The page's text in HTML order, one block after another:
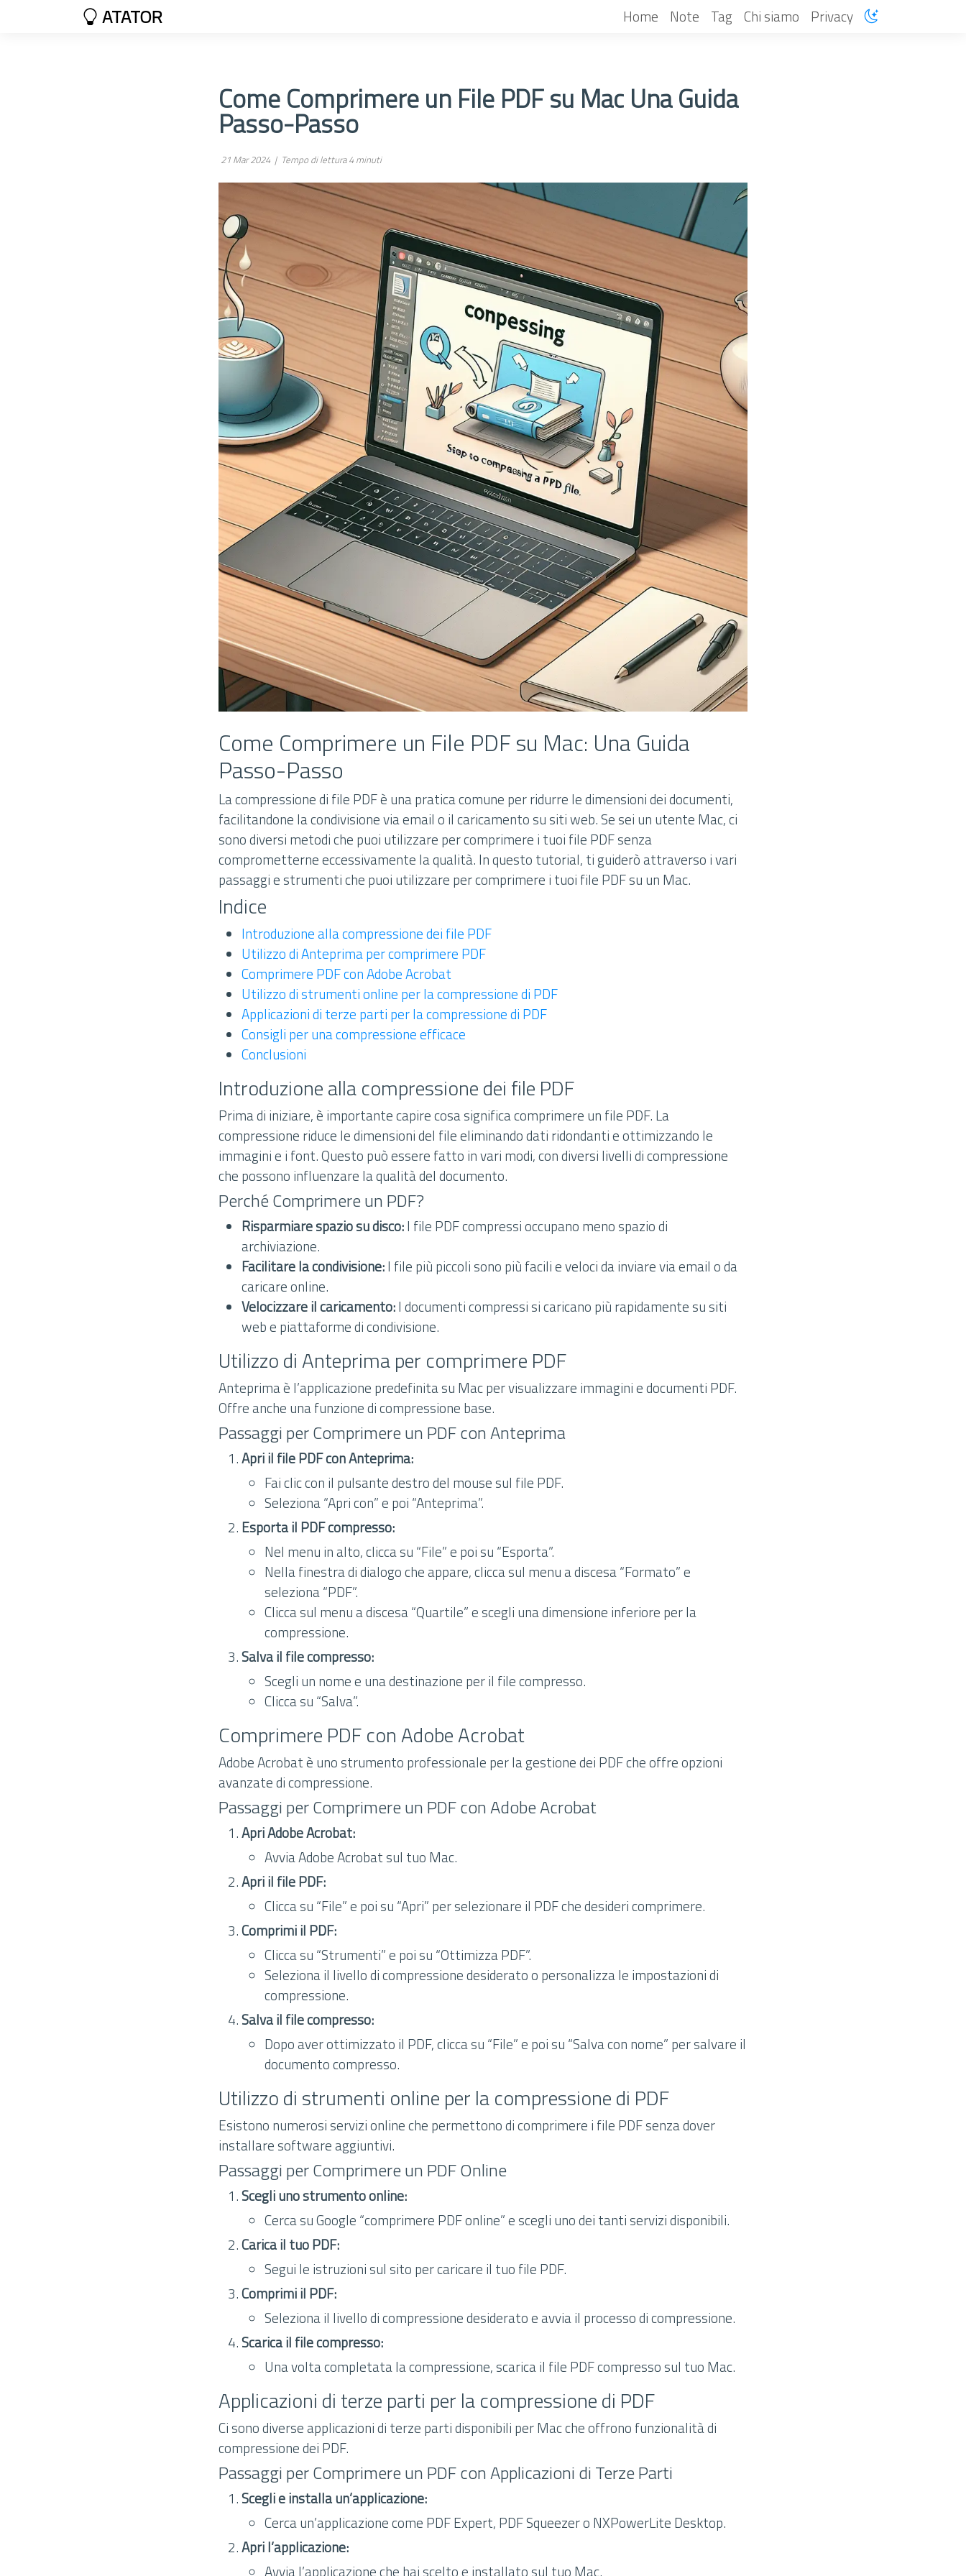
ATATOR Home Note Tag Chi siamo Privacy
Come Comprimere un File PDF su Mac Una Guida
Passo-Passo
21 Mar 2024 | Tempo di lettura 4 minuti
Come Comprimere un File PDF su Mac: Una Guida
Passo-Passo
La compressione di file PDF è una pratica comune per ridurre le dimensioni dei documenti,
facilitandone la condivisione via email o il caricamento su siti web. Se sei un utente Mac, ci
sono diversi metodi che puoi utilizzare per comprimere i tuoi file PDF senza
comprometterne eccessivamente la qualità. In questo tutorial, ti guiderò attraverso i vari
passaggi e strumenti che puoi utilizzare per comprimere i tuoi file PDF su un Mac.
Indice
Introduzione alla compressione dei file PDF
Utilizzo di Anteprima per comprimere PDF
Comprimere PDF con Adobe Acrobat
Utilizzo di strumenti online per la compressione di PDF
Applicazioni di terze parti per la compressione di PDF
Consigli per una compressione efficace
Conclusioni
Introduzione alla compressione dei file PDF
Prima di iniziare, è importante capire cosa significa comprimere un file PDF. La
compressione riduce le dimensioni del file eliminando dati ridondanti e ottimizzando le
immagini e i font. Questo può essere fatto in vari modi, con diversi livelli di compressione
che possono influenzare la qualità del documento.
Perché Comprimere un PDF?
Risparmiare spazio su disco:I file PDF compressi occupano meno spazio di
archiviazione.
Facilitare la condivisione:I file più piccoli sono più facili e veloci da inviare via email o da
caricare online.
Velocizzare il caricamento:I documenti compressi si caricano più rapidamente su siti
web e piattaforme di condivisione.
Utilizzo di Anteprima per comprimere PDF
Anteprima è l’applicazione predefinita su Mac per visualizzare immagini e documenti PDF.
Offre anche una funzione di compressione base.
Passaggi per Comprimere un PDF con Anteprima
Apri il file PDF con Anteprima:
Fai clic con il pulsante destro del mouse sul file PDF.
Seleziona “Apri con” e poi “Anteprima”.
Esporta il PDF compresso:
Nel menu in alto, clicca su “File” e poi su “Esporta”.
Nella finestra di dialogo che appare, clicca sul menu a discesa “Formato” e
seleziona “PDF”.
Clicca sul menu a discesa “Quartile” e scegli una dimensione inferiore per la
compressione.
Salva il file compresso:
Scegli un nome e una destinazione per il file compresso.
Clicca su “Salva”.
Comprimere PDF con Adobe Acrobat
Adobe Acrobat è uno strumento professionale per la gestione dei PDF che offre opzioni
avanzate di compressione.
Passaggi per Comprimere un PDF con Adobe Acrobat
Apri Adobe Acrobat:
Avvia Adobe Acrobat sul tuo Mac.
Apri il file PDF:
Clicca su “File” e poi su “Apri” per selezionare il PDF che desideri comprimere.
Comprimi il PDF:
Clicca su “Strumenti” e poi su “Ottimizza PDF”.
Seleziona il livello di compressione desiderato o personalizza le impostazioni di
compressione.
Salva il file compresso:
Dopo aver ottimizzato il PDF, clicca su “File” e poi su “Salva con nome” per salvare il
documento compresso.
Utilizzo di strumenti online per la compressione di PDF
Esistono numerosi servizi online che permettono di comprimere i file PDF senza dover
installare software aggiuntivi.
Passaggi per Comprimere un PDF Online
Scegli uno strumento online:
Cerca su Google “comprimere PDF online” e scegli uno dei tanti servizi disponibili.
Carica il tuo PDF:
Segui le istruzioni sul sito per caricare il tuo file PDF.
Comprimi il PDF:
Seleziona il livello di compressione desiderato e avvia il processo di compressione.
Scarica il file compresso:
Una volta completata la compressione, scarica il file PDF compresso sul tuo Mac.
Applicazioni di terze parti per la compressione di PDF
Ci sono diverse applicazioni di terze parti disponibili per Mac che offrono funzionalità di
compressione dei PDF.
Passaggi per Comprimere un PDF con Applicazioni di Terze Parti
Scegli e installa un’applicazione:
Cerca un’applicazione come PDF Expert, PDF Squeezer o NXPowerLite Desktop.
Apri l’applicazione:
Avvia l’applicazione che hai scelto e installato sul tuo Mac.